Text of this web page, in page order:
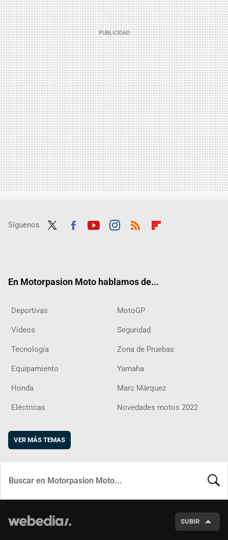
Síguenos
En Motorpasion Moto hablamos de...
Deportivas MotoGP
Vídeos Seguridad
Tecnología Zona de Pruebas
Equipamiento Yamaha
Honda Marc Márquez
Eléctricas Novedades motos 2022
VER MÁS TEMAS
SUBIR